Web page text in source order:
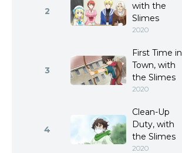
2
with the
Slimes
2020
3
First Time in
Town, with
the Slimes
2020
4
Clean-Up
Duty, with
the Slimes
2020